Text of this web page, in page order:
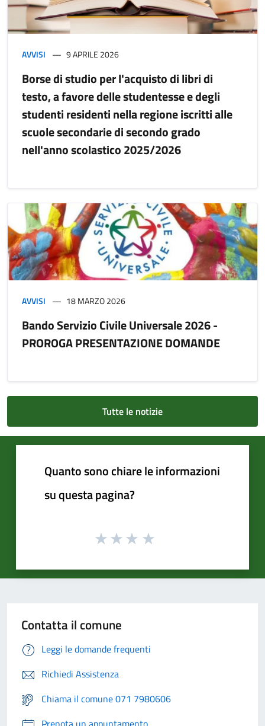
AVVISI 9 APRILE 2026
Borse di studio per l'acquisto di libri di
testo, a favore delle studentesse e degli
studenti residenti nella regione iscritti alle
scuole secondarie di secondo grado
nell'anno scolastico 2025/2026
AVVISI 18 MARZO 2026
Bando Servizio Civile Universale 2026 -
PROROGA PRESENTAZIONE DOMANDE
Tutte le notizie
Quanto sono chiare le informazioni
su questa pagina?
Contatta il comune
Leggi le domande frequenti
Richiedi Assistenza
Chiama il comune 071 7980606